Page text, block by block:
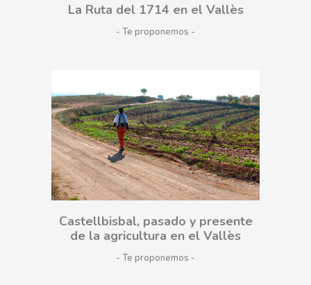
La Ruta del 1714 en el Vallès
- Te proponemos
Castellbisbal, pasado y presente
de la agricultura en el Vallès
- Te proponemos